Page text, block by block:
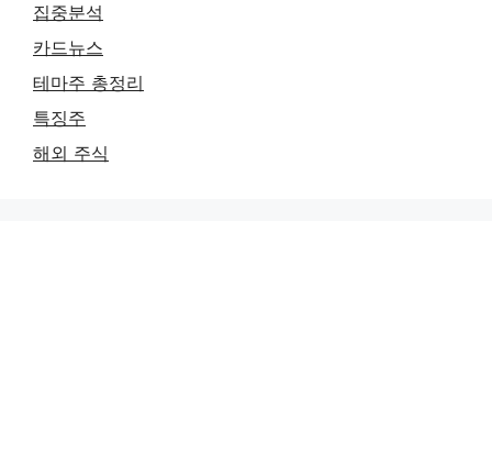
집중분석
카드뉴스
테마주 총정리
특징주
해외 주식